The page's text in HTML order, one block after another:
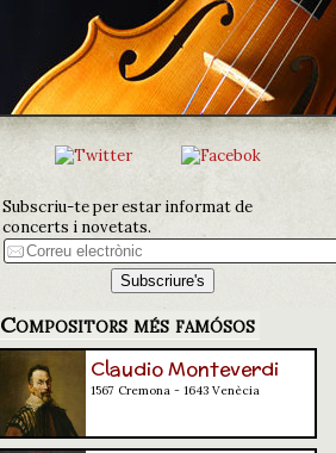
Subscriu-te per estar informat de
concerts i novetats.
Compositors més famósos
Claudio Monteverdi
1567 Cremona - 1643 Venècia